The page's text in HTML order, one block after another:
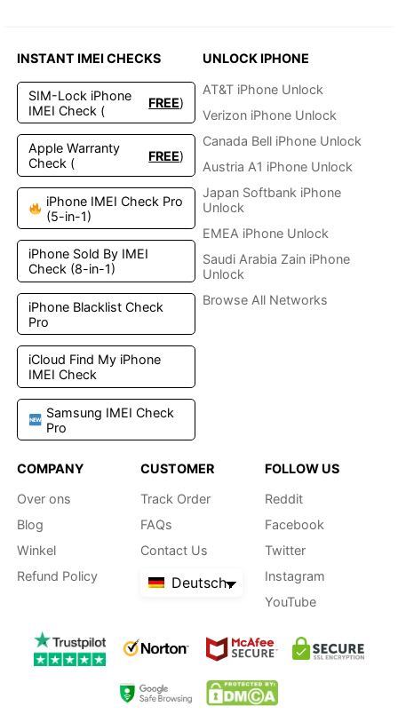
Die
Optionen
können
auf
der
Produktseite
gewählt
werden
INSTANT IMEI CHECKS
SIM-Lock iPhone
IMEI Check (
FREE)
Apple Warranty
Check (
FREE)
iPhone IMEI Check Pro
(5-in-1)
iPhone Sold By IMEI
Check (8-in-1)
iPhone Blacklist Check
Pro
iCloud Find My iPhone
IMEI Check
Samsung IMEI Check
Pro
UNLOCK IPHONE
AT&T iPhone Unlock
Verizon iPhone Unlock
Canada Bell iPhone Unlock
Austria A1 iPhone Unlock
Japan Softbank iPhone
Unlock
EMEA iPhone Unlock
Saudi Arabia Zain iPhone
Unlock
Browse All Networks
COMPANY
Over ons
Blog
Winkel
Refund Policy
CUSTOMER
Track Order
FAQs
Contact Us
Deutsch
FOLLOW US
Reddit
Facebook
Twitter
Instagram
YouTube